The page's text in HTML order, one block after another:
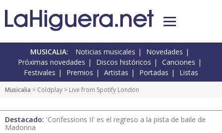
MUSICALIA: Noticias musicales
Novedades
Próximas novedades
Discos históricos
Canciones
Festivales
Premios Artistas Portadas Listas
Musicalia > Coldplay > Live from Spotify London
Destacado: 'Confessions II' es el regreso a la pista de baile de
Madonna